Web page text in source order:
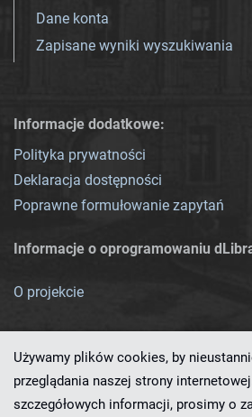
Dane konta
Zapisane wyniki wyszukiwania
Informacje dodatkowe:
Polityka prywatności
Deklaracja dostępności
Poprawne formułowanie zapytań
Informacje o oprogramowaniu
O projekcie
Używamy plików cookies, by
przeglądania naszej strony
szczegółowych informacji, prosimy o